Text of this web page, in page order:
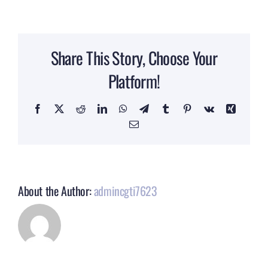
Share This Story, Choose Your
Platform!
Facebook
X RedditLinkedInWhatsApp
TelegramTumblrPinterest
Vk
Xing
Email
About the Author:admincgti7623